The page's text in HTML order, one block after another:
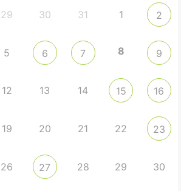
29 30 31 1 2
5 6 7 8 9
12 13 14 15 16
19 20 21 22 23
26 27 28 29 30